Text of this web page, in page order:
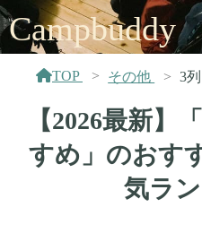
Campbuddy
TOP その他 3
【2026最新】
すめ」のおす
気ラ